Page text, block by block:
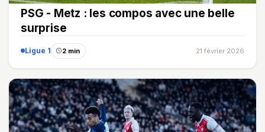
PSG - Metz : les compos avec une belle
surprise
Ligue 1 2 min 21 février 2026